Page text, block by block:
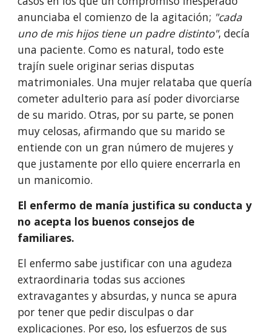
anunciaba el comienzo de la agitación; "cada
uno de mis hijos tiene un padre distinto", decía
una paciente. Como es natural, todo este
trajín suele originar serias disputas
matrimoniales. Una mujer relataba que quería
cometer adulterio para así poder divorciarse
de su marido. Otras, por su parte, se ponen
muy celosas, afirmando que su marido se
entiende con un gran número de mujeres y
que justamente por ello quiere encerrarla en
un manicomio.
El enfermo de manía justifica su conducta y
no acepta los buenos consejos de
familiares.
El enfermo sabe justificar con una agudeza
extraordinaria todas sus acciones
extravagantes y absurdas, y nunca se apura
por tener que pedir disculpas o dar
explicaciones. Por eso, los esfuerzos de sus